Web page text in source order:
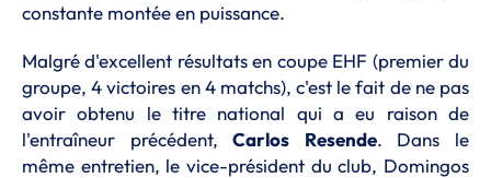
constante montée en puissance.
Malgré d'excellent résultats en coupe EHF (premier du
groupe, 4 victoires en 4 matchs), c'est le fait de ne pas
avoir obtenu le titre national qui a eu raison de
l'entraîneur précédent,Carlos Resende. Dans le
même entretien, le vice-président du club, Domingos